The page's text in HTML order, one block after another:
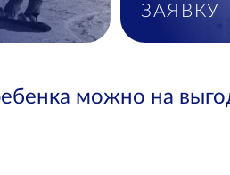
ЗАЯВКУ
можно на